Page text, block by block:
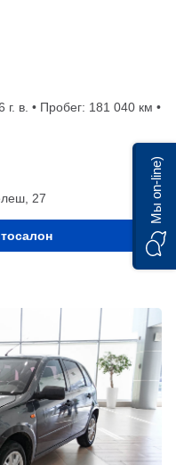
в. • Пробег: 181 040 км •
27 Мы on-line)